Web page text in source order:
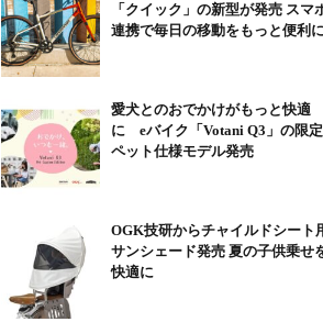
「クイック」の新型が発売 スマ
連携で毎日の移動をもっと便利
愛犬とのおでかけがもっと快適
に eバイク「Votani Q3」の限定
ペット仕様モデル発売
OGK技研からチャイルドシート
サンシェード発売 夏の子供乗せ
快適に